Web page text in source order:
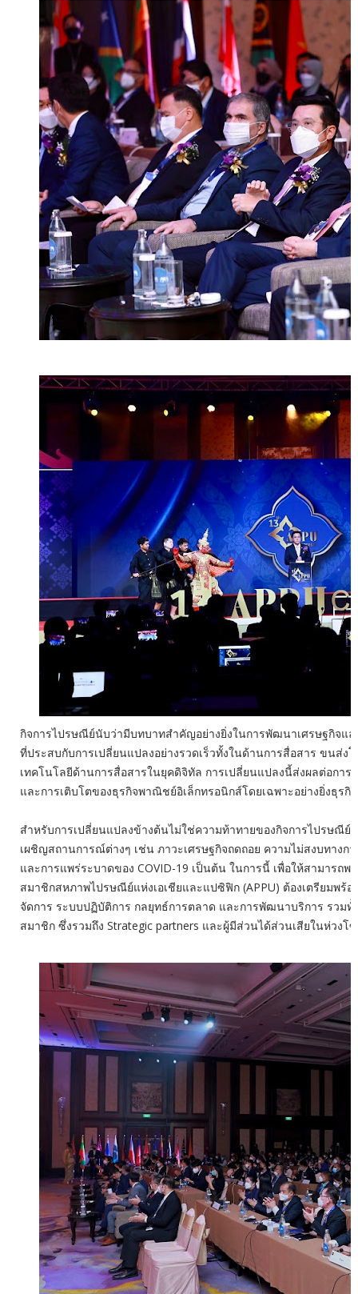
กิจการไปรษณีย์นับว่ามีบทบาทสำคัญอย่างยิ่งในการพัฒนาเศรษฐกิจแล
ที่ประสบกับการเปลี่ยนแปลงอย่างรวดเร็วทั้งในด้านการสื่อสาร ขนส่ง
เทคโนโลยีด้านการสื่อสารในยุคดิจิทัล การเปลี่ยนแปลงนี้ส่งผลต่อกา
และการเติบโตของธุรกิจพาณิชย์อิเล็กทรอนิกส์โดยเฉพาะอย่างยิ่งธุร
สำหรับการเปลี่ยนแปลงข้างต้นไม่ใช่ความท้าทายของกิจการไปรษณีย์เ
เผชิญสถานการณ์ต่างๆ เช่น ภาวะเศรษฐกิจถดถอย ความไม่สงบทางก
และการแพร่ระบาดของ COVID-19 เป็นต้น ในการนี้ เพื่อให้สามารถ
สมาชิกสหภาพไปรษณีย์แห่งเอเชียและแปซิฟิก (APPU) ต้องเตรียมพ
จัดการ ระบบปฏิบัติการ กลยุทธ์การตลาด และการพัฒนาบริการ รวมทั้
สมาชิก ซึ่งรวมถึง Strategic partners และผู้มีส่วนได้ส่วนเสียในห่วง